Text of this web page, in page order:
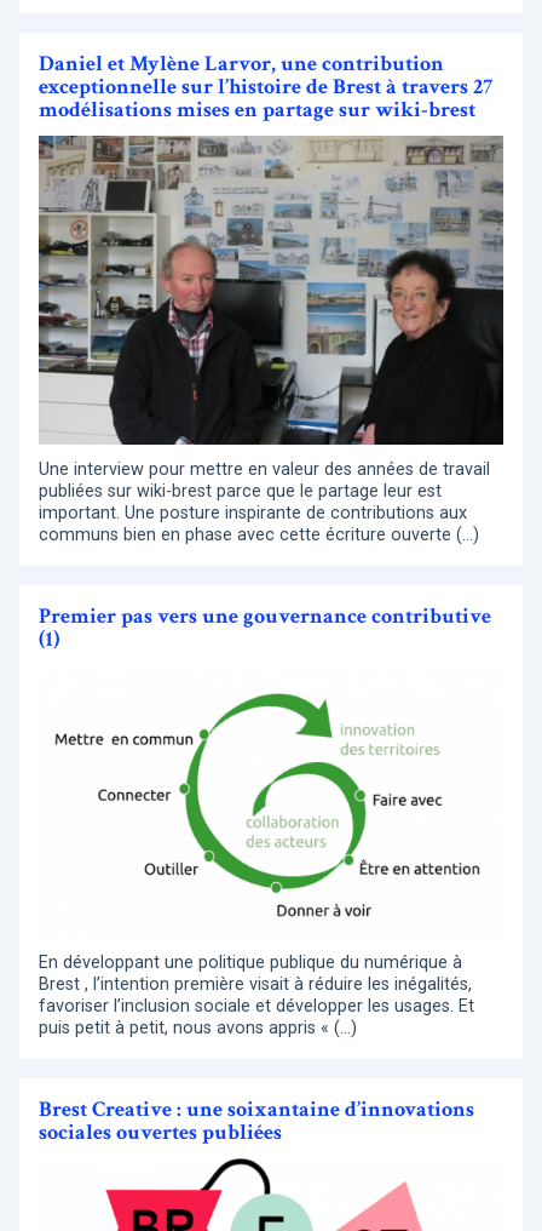
Daniel et Mylène Larvor, une contribution
exceptionnelle sur l’histoire de Brest à travers 27
modélisations mises en partage sur wiki-brest
Une interview pour mettre en valeur des années de travail
publiées sur wiki-brest parce que le partage leur est
important. Une posture inspirante de contributions aux
communs bien en phase avec cette écriture ouverte (…)
Premier pas vers une gouvernance contributive
(1)
En développant une politique publique du numérique à
Brest , l’intention première visait à réduire les inégalités,
favoriser l’inclusion sociale et développer les usages. Et
puis petit à petit, nous avons appris « (…)
Brest Creative : une soixantaine d’innovations
sociales ouvertes publiées